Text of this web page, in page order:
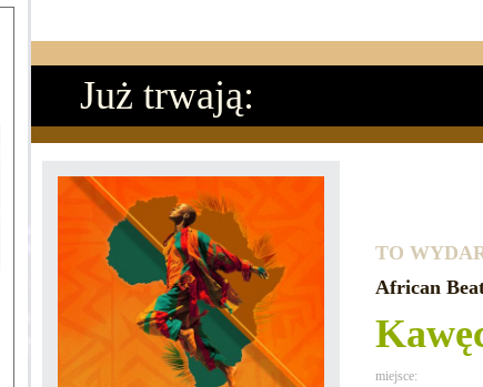
Już trwają:
TO
African
miejsce: